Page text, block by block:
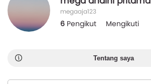
megaaja123
6 Pengikut Mengikuti
Tentang saya